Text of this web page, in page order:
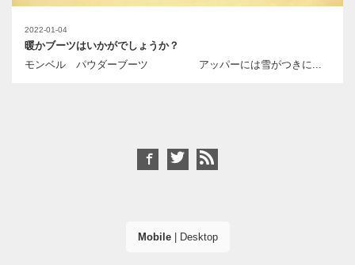
2022-01-04
暖かブーツはいかがでしょうか？
モンベル パウダーブーツ アッパーには雪がつきに...
Mobile| Desktop